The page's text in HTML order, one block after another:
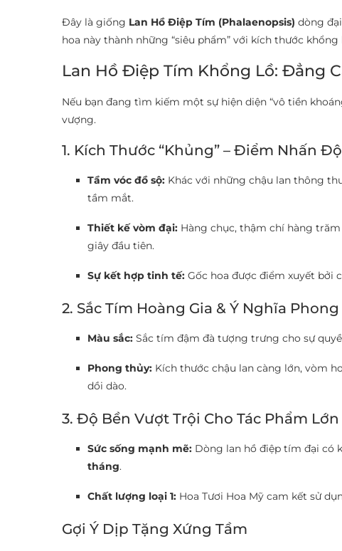
Đây là giống Lan Hồ Điệp Tím (Phalaenopsis) dòng
hoa này thành những “siêu phẩm” với kích thước
Lan Hồ Điệp Tím Khổng Lồ: Đẳng
Nếu bạn đang tìm kiếm một sự hiện diện “vô tiền
vượng.
1. Kích Thước “Khủng” – Điểm Nhấn
Tầm vóc đồ sộ: Khác với những chậu lan thông
tầm mắt.
Thiết kế vòm đại: Hàng chục, thậm chí hàng
giây đầu tiên.
Sự kết hợp tinh tế: Gốc hoa được điểm xuyết bởi
2. Sắc Tím Hoàng Gia & Ý Nghĩa
Màu sắc: Sắc tím đậm đà tượng trưng cho sự
Phong thủy: Kích thước chậu lan càng lớn, vòm
dồi dào.
3. Độ Bền Vượt Trội Cho Tác Phẩm Lớn
Sức sống mạnh mẽ: Dòng lan hồ điệp tím đại có
tháng.
Chất lượng loại 1: Hoa Tươi Hoa Mỹ cam kết sử
Gợi Ý Dịp Tặng Xứng Tầm